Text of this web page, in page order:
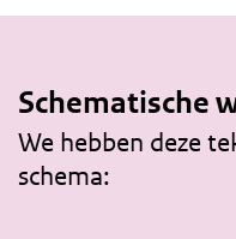
Schematische
We hebben deze
schema: